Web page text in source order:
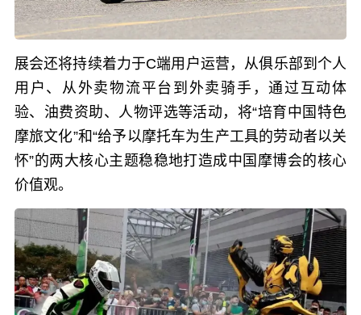
展会还将持续着力于C端用户运营，从俱乐部到个人
用户、从外卖物流平台到外卖骑手，通过互动体
验、油费资助、人物评选等活动，将“培育中国特色
摩旅文化”和“给予以摩托车为生产工具的劳动者以关
怀”的两大核心主题稳稳地打造成中国摩博会的核心
价值观。